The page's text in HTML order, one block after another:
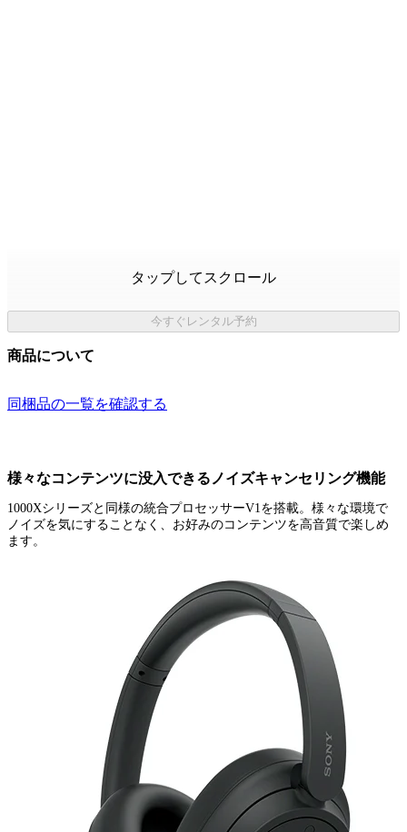
タップしてスクロール
今すぐレンタル予約
商品について
同梱品の一覧を確認する
様々なコンテンツに没入できるノイズキャンセリング機能
1000Xシリーズと同様の統合プロセッサーV1を搭載。様々な環境で
ノイズを気にすることなく、お好みのコンテンツを高音質で楽しめ
ます。